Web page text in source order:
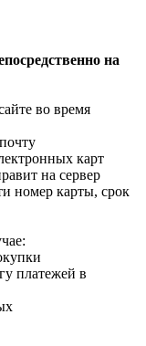
на
во время
карт
на сервер
номер карты, срок
платежей в